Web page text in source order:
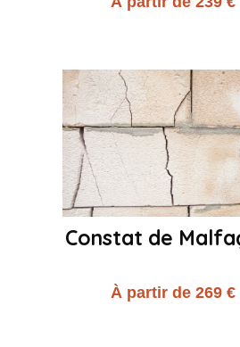
Constat de
À partir de 269 €